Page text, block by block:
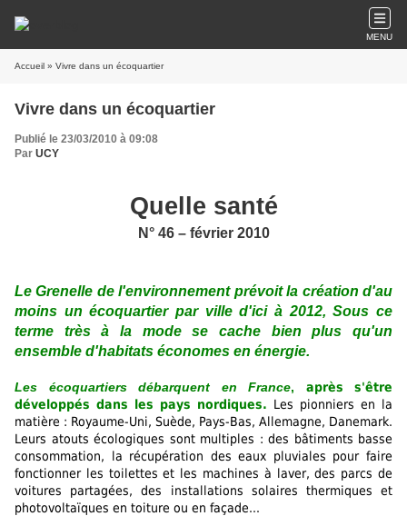
MENU
Accueil » Vivre dans un écoquartier
Vivre dans un écoquartier
Publié le 23/03/2010 à 09:08
Par UCY
Quelle santé
N° 46 – février 2010
Le Grenelle de l'environnement prévoit la création d'au
moins un écoquartier par ville d'ici à 2012, Sous ce
terme très à la mode se cache bien plus qu'un
ensemble d'habitats économes en énergie.
Les écoquartiers débarquent en France,
après s'être
développés dans les pays nordiques. Les pionniers en la
matière : Royaume-Uni, Suède, Pays-Bas, Allemagne, Danemark.
Leurs atouts écologiques sont multiples : des bâtiments basse
consommation, la récupération des eaux pluviales pour faire
fonctionner les toilettes et les machines à laver, des parcs de
voitures partagées, des installations solaires thermiques et
photovoltaïques en toiture ou en façade...